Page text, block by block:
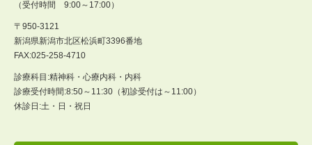
（受付時間 9:00～17:00）
〒950-3121
新潟県新潟市北区松浜町3396番地
FAX:025-258-4710
診療科目:精神科・心療内科・内科
診療受付時間:8:50～11:30（初診受付は～11:00）
休診日:土・日・祝日